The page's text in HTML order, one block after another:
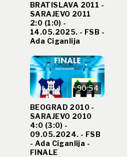
BRATISLAVA 2011 -
SARAJEVO 2011
2:0 (1:0) -
14.05.2025. - FSB -
Ada Ciganlija
90:54
BEOGRAD 2010 -
SARAJEVO 2010
4:0 (3:0) -
09.05.2024. - FSB
- Ada Ciganlija -
FINALE